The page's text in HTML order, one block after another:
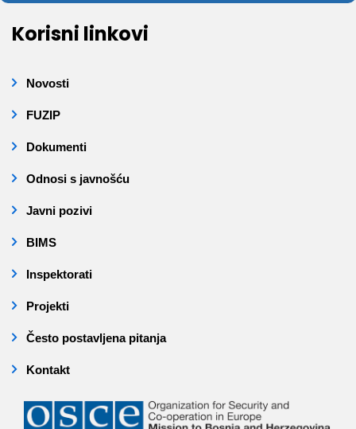
Korisni linkovi
Novosti
FUZIP
Dokumenti
Odnosi s javnošću
Javni pozivi
BIMS
Inspektorati
Projekti
Često postavljena pitanja
Kontakt